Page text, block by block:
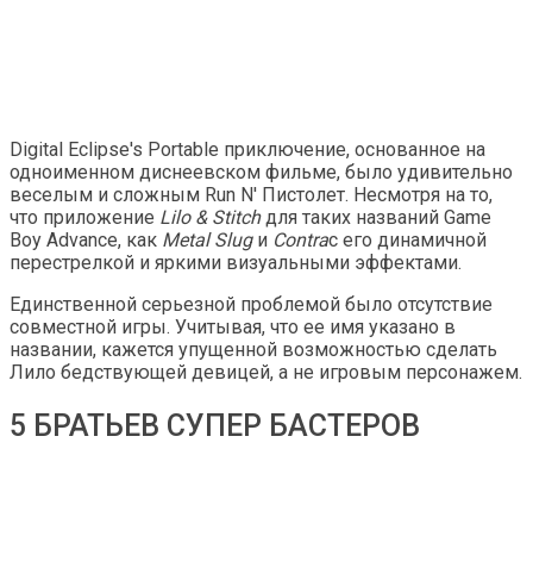
Digital Eclipse's Portable приключение, основанное на
одноименном диснеевском фильме, было удивительно
веселым и сложным Run N' Пистолет. Несмотря на то,
что приложение Lilo & Stitchдля таких названий Game
Boy Advance, как Metal Slugи Contraс его динамичной
перестрелкой и яркими визуальными эффектами.
Единственной серьезной проблемой было отсутствие
совместной игры. Учитывая, что ее имя указано в
названии, кажется упущенной возможностью сделать
Лило бедствующей девицей, а не игровым персонажем.
5 БРАТЬЕВ СУПЕР БАСТЕРОВ